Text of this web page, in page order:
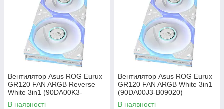
Вентилятор Asus ROG Eurux
GR120 FAN ARGB Reverse
White 3in1 (90DA00K3-
B09020)
В наявності
Вентилятор Asus ROG Eurux
GR120 FAN ARGB White 3in1
(90DA00J3-B09020)
В наявності